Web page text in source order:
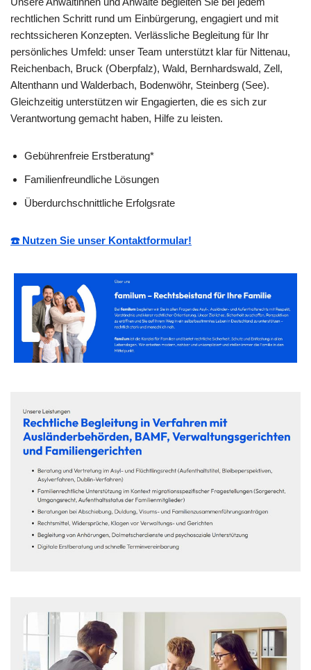
rechtlichen Schritt rund um Einbürgerung, engagiert und mit
rechtssicheren Konzepten. Verlässliche Begleitung für Ihr
persönliches Umfeld: unser Team unterstützt klar für Nittenau,
Reichenbach, Bruck (Oberpfalz), Wald, Bernhardswald, Zell,
Altenthann und Walderbach, Bodenwöhr, Steinberg (See).
Gleichzeitig unterstützen wir Engagierten, die es sich zur
Verantwortung gemacht haben, Hilfe zu leisten.
Gebührenfreie Erstberatung*
Familienfreundliche Lösungen
Überdurchschnittliche Erfolgsrate
☎️ Nutzen Sie unser Kontaktformular!